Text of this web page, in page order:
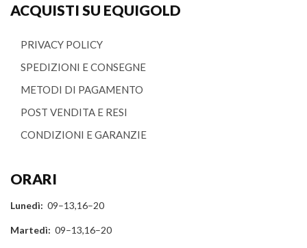
ACQUISTI SU EQUIGOLD
PRIVACY POLICY
SPEDIZIONI E CONSEGNE
METODI DI PAGAMENTO
POST VENDITA E RESI
CONDIZIONI E GARANZIE
ORARI
Lunedì: 09–13,16–20
Martedì: 09–13,16–20